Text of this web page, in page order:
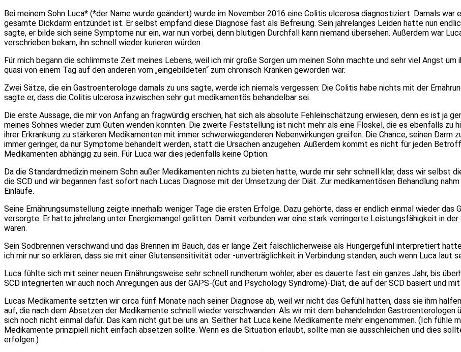
Bei meinem Sohn Luca* (*der Name wurde geändert) wurde im November 2016 eine Colitis ulcerosa diagnostiziert. Damals
gesamte Dickdarm entzündet ist. Er selbst empfand diese Diagnose fast als Befreiung. Sein jahrelanges Leiden hatte nun
sagte, er bilde sich seine Symptome nur ein, war nun vorbei, denn blutigen Durchfall kann niemand übersehen. Außerdem war
verschrieben bekam, ihn schnell wieder kurieren würden.
Für mich begann die schlimmste Zeit meines Lebens, weil ich mir große Sorgen um meinen Sohn machte und sehr viel Angst
quasi von einem Tag auf den anderen vom „eingebildeten“ zum chronisch Kranken geworden war.
Zwei Sätze, die ein Gastroenterologe damals zu uns sagte, werde ich niemals vergessen: Die Colitis habe nichts mit der
sagte er, dass die Colitis ulcerosa inzwischen sehr gut medikamentös behandelbar sei.
Die erste Aussage, die mir von Anfang an fragwürdig erschien, hat sich als absolute Fehleinschätzung erwiesen, denn es ist ja
meines Sohnes wieder zum Guten wenden konnten. Die zweite Feststellung ist nicht mehr als eine Floskel, die es ebenfalls
ihrer Erkrankung zu stärkeren Medikamenten mit immer schwerwiegenderen Nebenwirkungen greifen. Die Chance, seinen Darm
immer geringer, da nur Symptome behandelt werden, statt die Ursachen anzugehen. Außerdem kommt es nicht für jeden
Medikamenten abhängig zu sein. Für Luca war dies jedenfalls keine Option.
Da die Standardmedizin meinem Sohn außer Medikamenten nichts zu bieten hatte, wurde mir sehr schnell klar, dass wir selbst
die SCD und wir begannen fast sofort nach Lucas Diagnose mit der Umsetzung der Diät. Zur medikamentösen Behandlung
Einläufe.
Seine Ernährungsumstellung zeigte innerhalb weniger Tage die ersten Erfolge. Dazu gehörte, dass er endlich einmal wieder das
versorgte. Er hatte jahrelang unter Energiemangel gelitten. Damit verbunden war eine stark verringerte Leistungsfähigkeit in
waren.
Sein Sodbrennen verschwand und das Brennen im Bauch, das er lange Zeit fälschlicherweise als Hungergefühl interpretiert
ich mir nur so erklären, dass sie mit einer Glutensensitivität oder -unverträglichkeit in Verbindung standen, auch wenn Luca laut
Luca fühlte sich mit seiner neuen Ernährungsweise sehr schnell rundherum wohler, aber es dauerte fast ein ganzes Jahr, bis
SCD integrierten wir auch noch Anregungen aus der GAPS-(Gut and Psychology Syndrome)-Diät, die auf der SCD basiert und
Lucas Medikamente setzten wir circa fünf Monate nach seiner Diagnose ab, weil wir nicht das Gefühl hatten, dass sie ihm
auf, die nach dem Absetzen der Medikamente schnell wieder verschwanden. Als wir mit dem behandelnden
sich noch nicht einmal dafür. Das kam nicht gut bei uns an. Seither hat Luca keine Medikamente mehr eingenommen. (Ich fühle
Medikamente prinzipiell nicht einfach absetzen sollte. Wenn es die Situation erlaubt, sollte man sie ausschleichen und dies
erfolgen.)